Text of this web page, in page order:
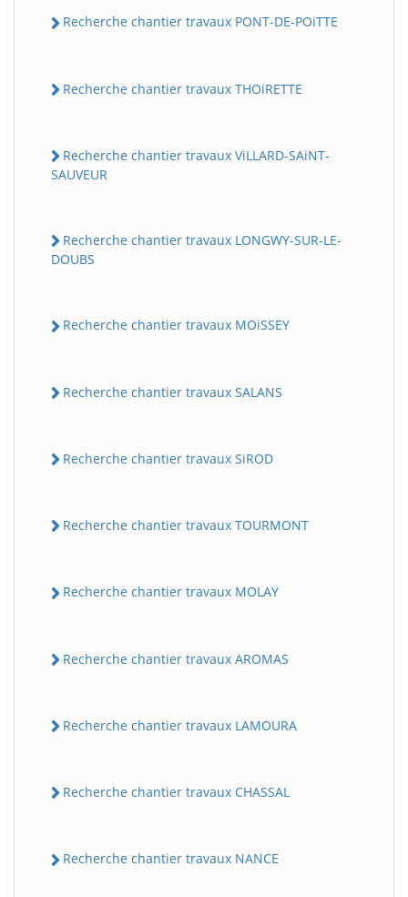
Recherche chantier travaux PONT-DE-POiTTE
Recherche chantier travaux THOiRETTE
Recherche chantier travaux ViLLARD-SAiNT-
SAUVEUR
Recherche chantier travaux LONGWY-SUR-LE-
DOUBS
Recherche chantier travaux MOiSSEY
Recherche chantier travaux SALANS
Recherche chantier travaux SiROD
Recherche chantier travaux TOURMONT
Recherche chantier travaux MOLAY
Recherche chantier travaux AROMAS
Recherche chantier travaux LAMOURA
Recherche chantier travaux CHASSAL
Recherche chantier travaux NANCE